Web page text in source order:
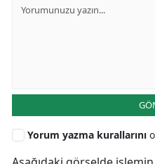
Yorum yazma kurallarını